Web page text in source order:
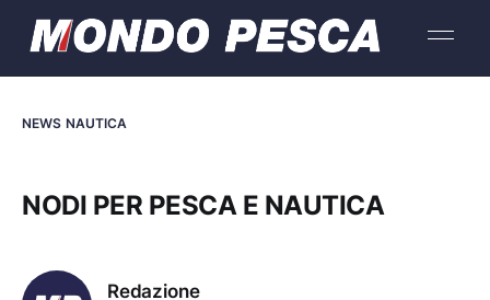
NEWS NAUTICA
NODI PER PESCA E NAUTICA
Redazione